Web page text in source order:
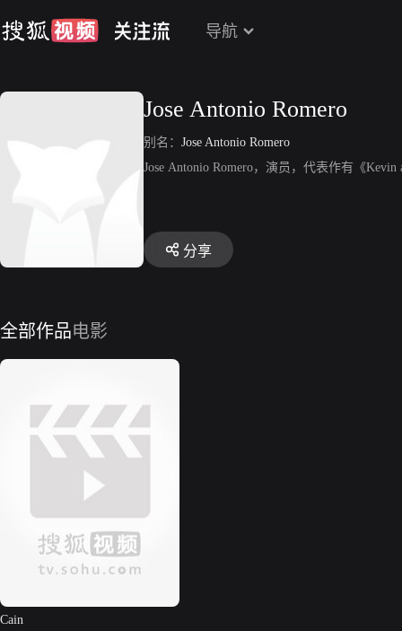
导航
Jose Antonio Romero
别名： Jose Antonio Romero
Jose Antonio Romero，演员，代表作有《
分享
全部作品电影
Cain